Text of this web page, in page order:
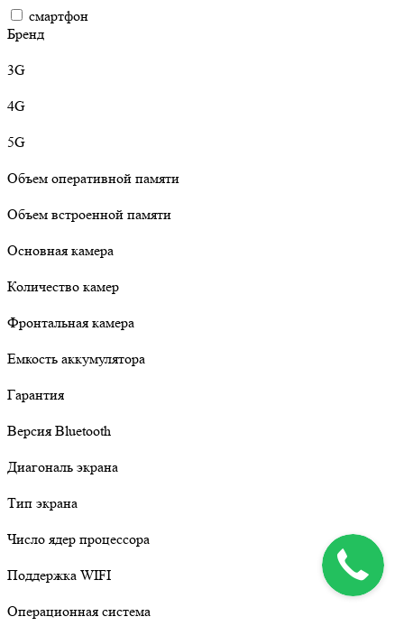
смартфон
Бренд
3G
4G
5G
Объем оперативной памяти
Объем встроенной памяти
Основная камера
Количество камер
Фронтальная камера
Емкость аккумулятора
Гарантия
Версия Bluetooth
Диагональ экрана
Тип экрана
Число ядер процессора
Поддержка WIFI
Операционная система